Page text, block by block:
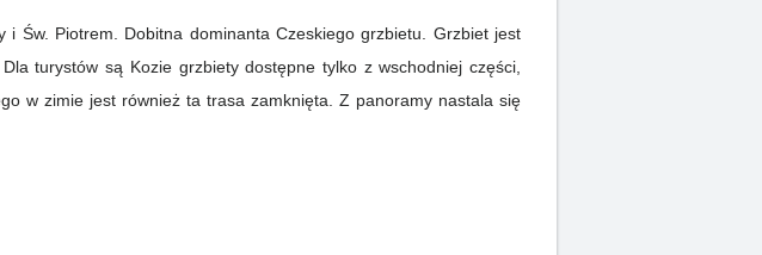
Św. Piotrem. Dobitna dominanta Czeskiego grzbietu. Grzbiet jest
w zimie jest również ta trasa zamknięta. Z panoramy nastala się